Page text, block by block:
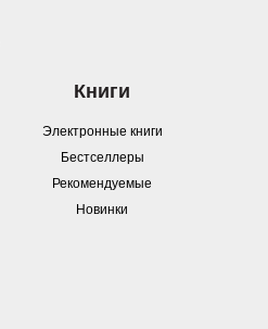
Книги
Электронные книги
Бестселлеры
Рекомендуемые
Новинки